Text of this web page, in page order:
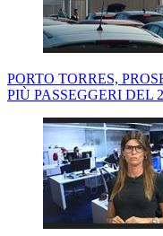
PORTO TORRES,
PIÙ PASSEGGERI DEL